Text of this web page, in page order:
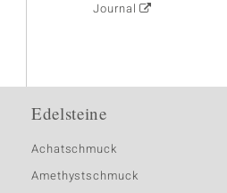
Journal
Edelsteine
Achatschmuck
Amethystschmuck